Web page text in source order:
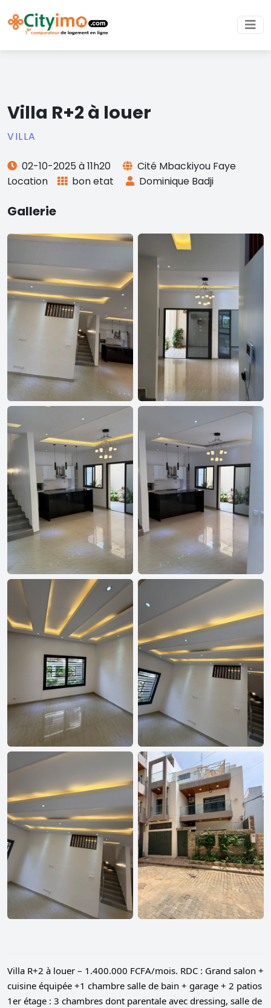
Villa R+2 à louer
VILLA
02-10-2025 à 11h20
Cité Mbackiyou Faye
Location
bon etat Dominique Badji
Gallerie
Villa R+2 à louer – 1.400.000 FCFA/mois. RDC : Grand salon +
cuisine équipée +1 chambre salle de bain + garage + 2 patios
1er étage : 3 chambres dont parentale avec dressing, salle de